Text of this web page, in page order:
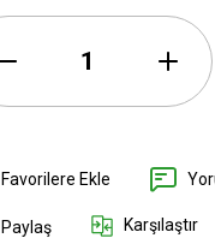
Paylaş Karşılaştır